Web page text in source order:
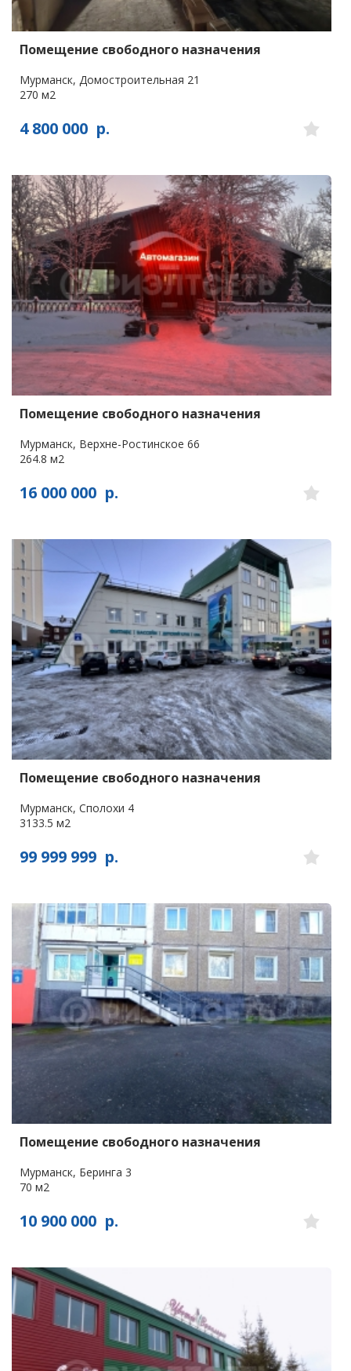
Помещение свободного назначения
Мурманск, Домостроительная 21
270 м2
4 800 000 р.
Помещение свободного назначения
Мурманск, Верхне-Ростинское 66
264.8 м2
16 000 000 р.
Помещение свободного назначения
Мурманск, Сполохи 4
3133.5 м2
99 999 999 р.
Помещение свободного назначения
Мурманск, Беринга 3
70 м2
10 900 000 р.